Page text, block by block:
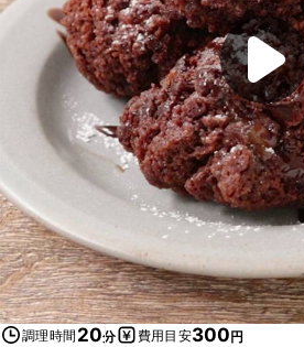
調理時間 20分 費用目安300円